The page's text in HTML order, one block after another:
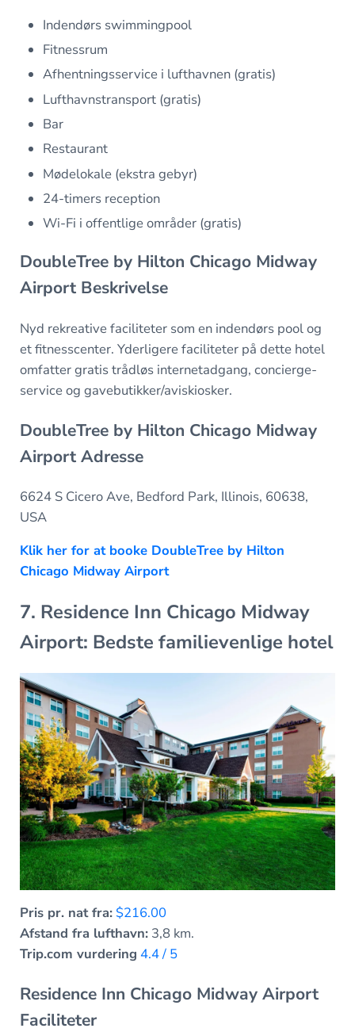
Indendørs swimmingpool
Fitnessrum
Afhentningsservice i lufthavnen (gratis)
Lufthavnstransport (gratis)
Bar
Restaurant
Mødelokale (ekstra gebyr)
24-timers reception
Wi-Fi i offentlige områder (gratis)
DoubleTree by Hilton Chicago Midway
Airport Beskrivelse
Nyd rekreative faciliteter som en indendørs pool og
et fitnesscenter. Yderligere faciliteter på dette hotel
omfatter gratis trådløs internetadgang, concierge-
service og gavebutikker/aviskiosker.
DoubleTree by Hilton Chicago Midway
Airport Adresse
6624 S Cicero Ave, Bedford Park, Illinois, 60638,
USA
Klik her for at booke DoubleTree by Hilton
Chicago Midway Airport
7. Residence Inn Chicago Midway
Airport: Bedste familievenlige hotel
Pris pr. nat fra: $216.00
Afstand fra lufthavn:3,8 km.
Trip.com vurdering 4.4 / 5
Residence Inn Chicago Midway Airport
Faciliteter